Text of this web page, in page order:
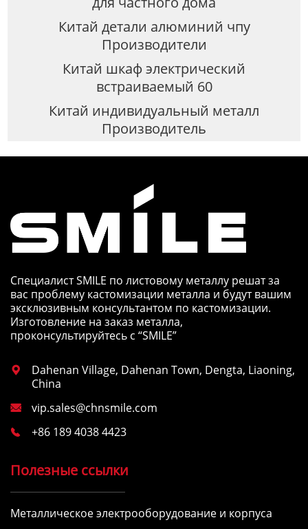
Китай детали алюминий чпу
Производители
Китай шкаф электрический
встраиваемый 60
Китай индивидуальный металл
Производитель
Специалист SMILE по листовому металлу решат за
вас проблему кастомизации металла и будут вашим
эксклюзивным консультантом по кастомизации.
Изготовление на заказ металла,
проконсультируйтесь с “SMILE”

Dahenan Village, Dahenan Town, Dengta, Liaoning,
China
 vip.sales@chnsmile.com
 +86 189 4038 4423
Полезные ссылки
Металлическое электрооборудование и корпуса